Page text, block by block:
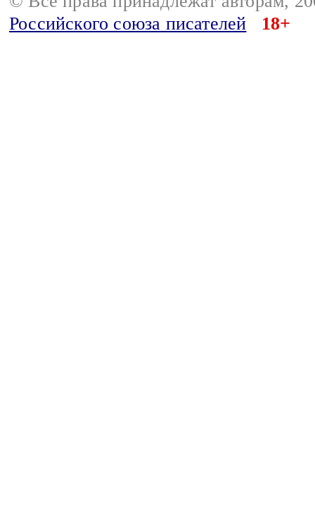
Российского союза писателей
18+